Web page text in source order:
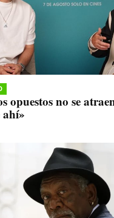
opuestos no se
ahí»